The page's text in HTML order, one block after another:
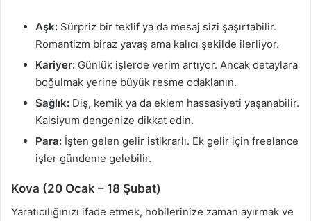
Aşk: Sürpriz bir teklif ya da mesaj sizi şaşırtabilir.
Romantizm biraz yavaş ama kalıcı şekilde ilerliyor.
Kariyer: Günlük işlerde verim artıyor. Ancak detaylara
boğulmak yerine büyük resme odaklanın.
Sağlık: Diş, kemik ya da eklem hassasiyeti yaşanabilir.
Kalsiyum dengenize dikkat edin.
Para: İşten gelen gelir istikrarlı. Ek gelir için freelance
işler gündeme gelebilir.
Kova (20 Ocak – 18 Şubat)
Yaratıcılığınızı ifade etmek, hobilerinize zaman ayırmak ve